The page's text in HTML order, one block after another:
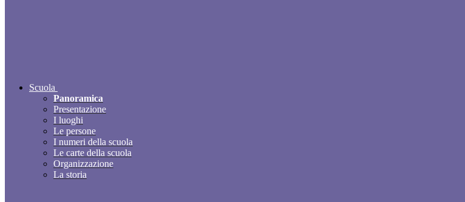
Scuola
Panoramica
Presentazione
I luoghi
Le persone
I numeri della scuola
Le carte della scuola
Organizzazione
La storia